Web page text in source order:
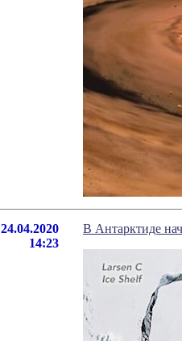
24.04.2020
14:23
В Антарктиде